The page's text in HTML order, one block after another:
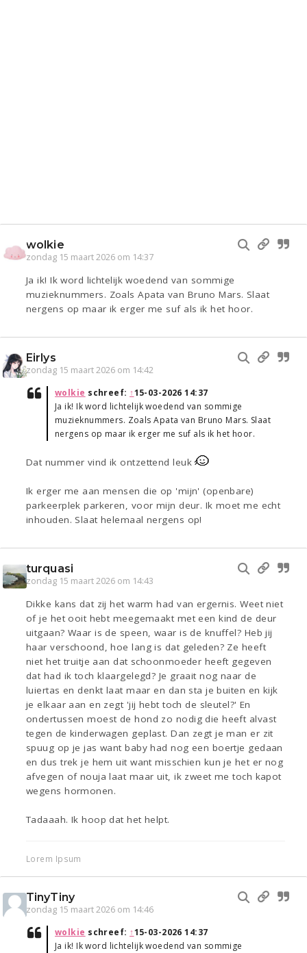
wolkie
zondag 15 maart 2026 om 14:37
Ja ik! Ik word lichtelijk woedend van sommige
muzieknummers. Zoals Apata van Bruno Mars. Slaat
nergens op maar ik erger me suf als ik het hoor.
Eirlys
zondag 15 maart 2026 om 14:42
wolkie schreef: ↑15-03-2026 14:37
Ja ik! Ik word lichtelijk woedend van sommige
muzieknummers. Zoals Apata van Bruno Mars. Slaat
nergens op maar ik erger me suf als ik het hoor.
Dat nummer vind ik ontzettend leuk
Ik erger me aan mensen die op 'mijn' (openbare)
parkeerplek parkeren, voor mijn deur. Ik moet me echt
inhouden. Slaat helemaal nergens op!
turquasi
zondag 15 maart 2026 om 14:43
Dikke kans dat zij het warm had van ergernis. Weet niet
of je het ooit hebt meegemaakt met een kind de deur
uitgaan? Waar is de speen, waar is de knuffel? Heb jij
haar verschoond, hoe lang is dat geleden? Ze heeft
niet het truitje aan dat schoonmoeder heeft gegeven
dat had ik toch klaargelegd? Je graait nog naar de
luiertas en denkt laat maar en dan sta je buiten en kijk
je elkaar aan en zegt 'jij hebt toch de sleutel?' En
ondertussen moest de hond zo nodig die heeft alvast
tegen de kinderwagen geplast. Dan zegt je man er zit
spuug op je jas want baby had nog een boertje gedaan
en dus trek je hem uit want misschien kun je het er nog
afvegen of nouja laat maar uit, ik zweet me toch kapot
wegens hormonen.
Tadaaah. Ik hoop dat het helpt.
Lorem Ipsum
TinyTiny
zondag 15 maart 2026 om 14:46
wolkie schreef: ↑15-03-2026 14:37
Ja ik! Ik word lichtelijk woedend van sommige